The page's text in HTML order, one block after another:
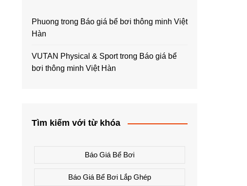
Phuong trong Báo giá bể bơi thông minh Việt
Hàn
VUTAN Physical & Sporttrong Báo giá bể
bơi thông minh Việt Hàn
Tìm kiếm với từ khóa
Báo Giá Bể Bơi
Báo Giá Bể Bơi Lắp Ghép